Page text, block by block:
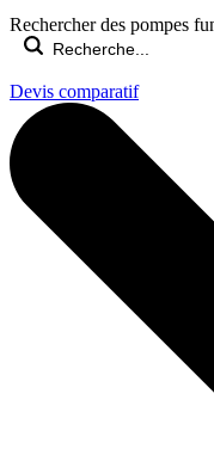
Rechercher des pompes
Devis comparatif